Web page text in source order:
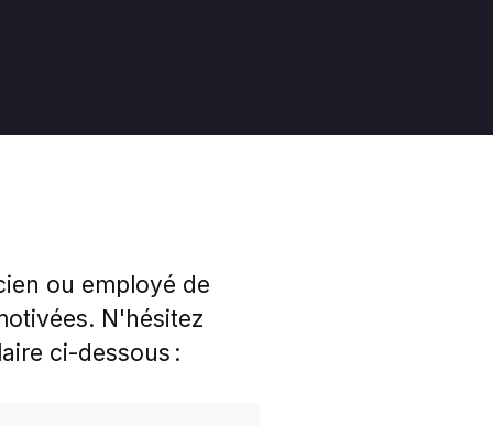
ou employé de
N'hésitez
ci-dessous :